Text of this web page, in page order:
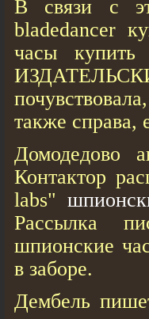
В связи с
bladedancer
часы
также справа,
Домодедово
Контактор
labs"
Рассылка
шпионские
в заборе.
Дембель